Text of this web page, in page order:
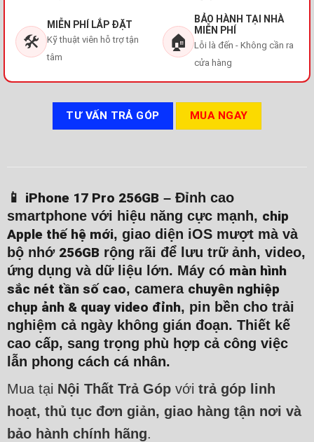
🛠️
MIỄN PHÍ LẮP ĐẶT
Kỹ thuật viên hỗ trợ tận
tâm
🏠
BẢO HÀNH TẠI NHÀ
MIỄN PHÍ
Lỗi là đến - Không cần ra
cửa hàng
TƯ VẤN TRẢ GÓP MUA NGAY
📱 iPhone 17 Pro 256GB – Đỉnh cao
smartphone với hiệu năng cực mạnh, chip
Apple thế hệ mới, giao diện iOS mượt mà và
bộ nhớ 256GB rộng rãi để lưu trữ ảnh, video,
ứng dụng và dữ liệu lớn. Máy có màn hình
sắc nét tần số cao, camera chuyên nghiệp
chụp ảnh & quay video đỉnh, pin bền cho trải
nghiệm cả ngày không gián đoạn. Thiết kế
cao cấp, sang trọng phù hợp cả công việc
lẫn phong cách cá nhân.
Mua tại Nội Thất Trả Góp với trả góp linh
hoạt, thủ tục đơn giản, giao hàng tận nơi và
bảo hành chính hãng.